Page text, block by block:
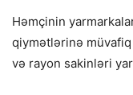
Həmçinin
qiymətlərinə
və rayon sakinləri